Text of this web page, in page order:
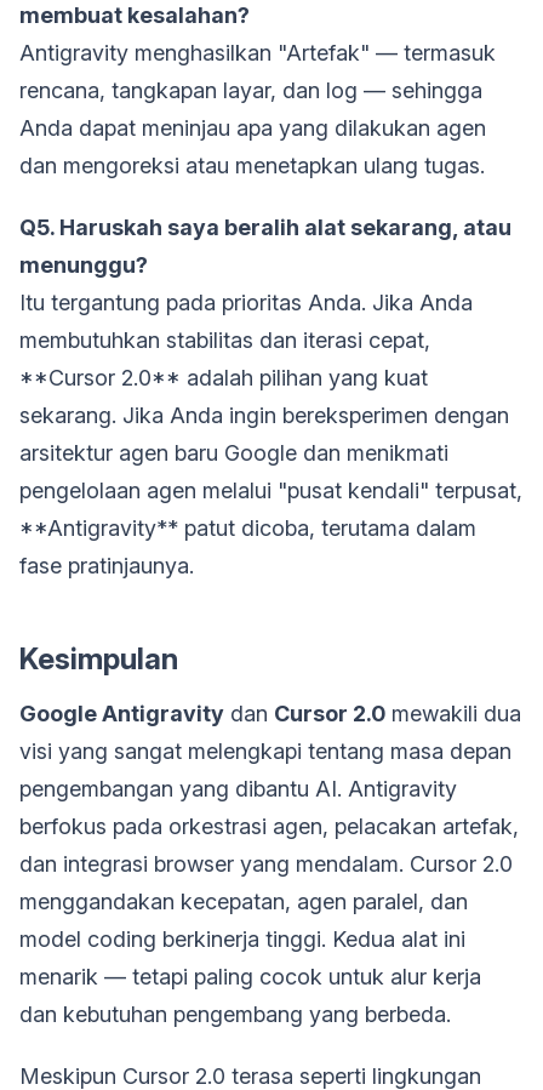
membuat kesalahan?
Antigravity menghasilkan "Artefak" — termasuk
rencana, tangkapan layar, dan log — sehingga
Anda dapat meninjau apa yang dilakukan agen
dan mengoreksi atau menetapkan ulang tugas.
Q5. Haruskah saya beralih alat sekarang, atau
menunggu?
Itu tergantung pada prioritas Anda. Jika Anda
membutuhkan stabilitas dan iterasi cepat,
**Cursor 2.0** adalah pilihan yang kuat
sekarang. Jika Anda ingin bereksperimen dengan
arsitektur agen baru Google dan menikmati
pengelolaan agen melalui "pusat kendali" terpusat,
**Antigravity** patut dicoba, terutama dalam
fase pratinjaunya.
Kesimpulan
Google Antigravity dan Cursor 2.0 mewakili dua
visi yang sangat melengkapi tentang masa depan
pengembangan yang dibantu AI. Antigravity
berfokus pada orkestrasi agen, pelacakan artefak,
dan integrasi browser yang mendalam. Cursor 2.0
menggandakan kecepatan, agen paralel, dan
model coding berkinerja tinggi. Kedua alat ini
menarik — tetapi paling cocok untuk alur kerja
dan kebutuhan pengembang yang berbeda.
Meskipun Cursor 2.0 terasa seperti lingkungan